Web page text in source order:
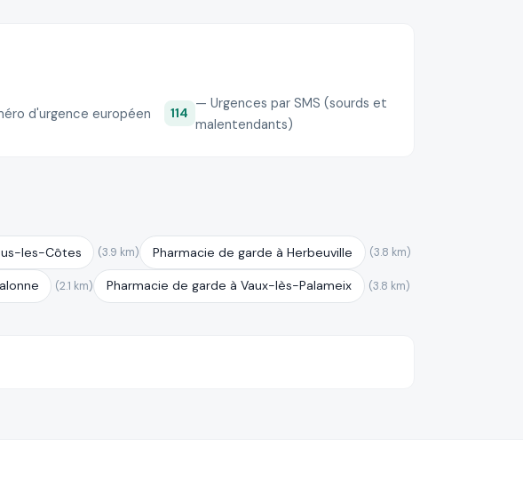
d'urgence européen 114
— Urgences par SMS (sourds et
malentendants)
les-Côtes (3.9 km) Pharmacie de garde à Herbeuville (3.8 km)
(2.1 km) Pharmacie de garde à Vaux-lès-Palameix (3.8 km)